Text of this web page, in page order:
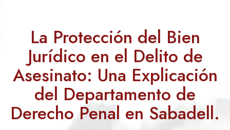
La Protección del Bien
Jurídico en el Delito de
Asesinato: Una Explicación
del Departamento de
Derecho Penal en Sabadell.